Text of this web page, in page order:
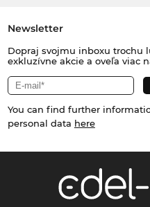
Newsletter
Dopraj svojmu inboxu trochu
exkluzívne akcie a oveľa viac
You can find further
personal data here